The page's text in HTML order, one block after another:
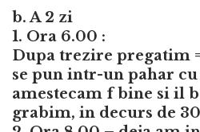
b. A 2 zi
1. Ora 6.00 :
Dupa trezire pregatim
se pun intr-un pahar
amestecam f bine si il
grabim, in decurs de